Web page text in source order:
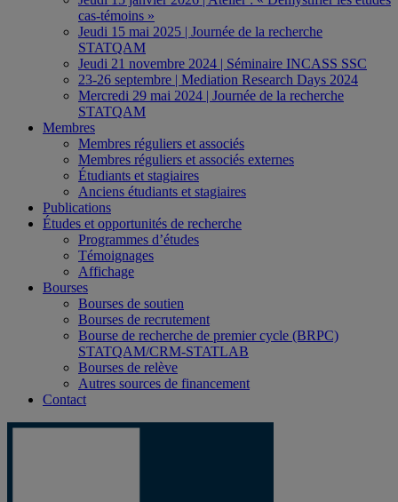
cas-témoins »
Jeudi 15 mai 2025 | Journée de la recherche
STATQAM
Jeudi 21 novembre 2024 | Séminaire INCASS SSC
23-26 septembre | Mediation Research Days 2024
Mercredi 29 mai 2024 | Journée de la recherche
STATQAM
Membres
Membres réguliers et associés
Membres réguliers et associés externes
Étudiants et stagiaires
Anciens étudiants et stagiaires
Publications
Études et opportunités de recherche
Programmes d’études
Témoignages
Affichage
Bourses
Bourses de soutien
Bourses de recrutement
Bourse de recherche de premier cycle (BRPC)
STATQAM/CRM-STATLAB
Bourses de relève
Autres sources de financement
Contact